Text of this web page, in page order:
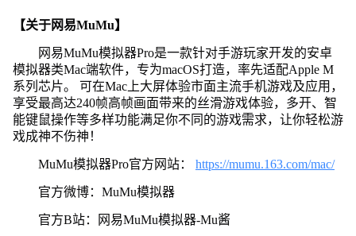
【关于网易MuMu】
网易MuMu模拟器Pro是一款针对手游玩家开发的安卓
模拟器类Mac端软件，专为macOS打造，率先适配Apple M
系列芯片。 可在Mac上大屏体验市面主流手机游戏及应用，
享受最高达240帧高帧画面带来的丝滑游戏体验，多开、智
能键鼠操作等多样功能满足你不同的游戏需求，让你轻松游
戏成神不伤神！
MuMu模拟器Pro官方网站： https://mumu.163.com/mac/
官方微博：MuMu模拟器
官方B站：网易MuMu模拟器-Mu酱